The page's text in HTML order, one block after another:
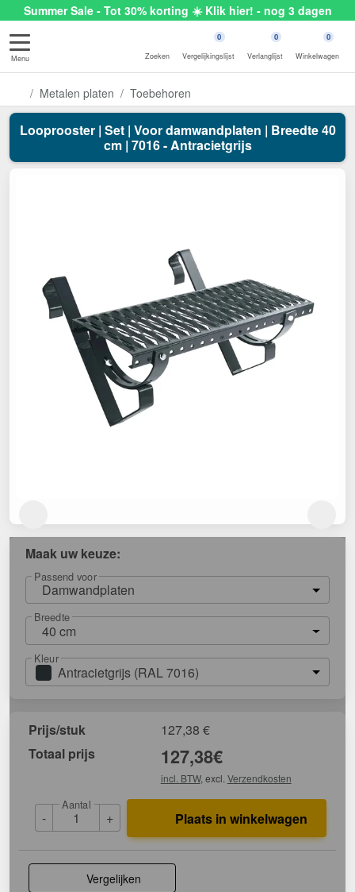
Summer Sale - Tot 30% korting ☀️ Klik hier! - nog 3 dagen
Menu Zoeken
0
Vergelijkingslijst
0
Verlanglijst
0
Winkelwagen
Metalen platen Toebehoren
Looprooster | Set | Voor damwandplaten | Breedte 40
cm | 7016 - Antracietgrijs
Maak uw keuze:
Passend voor
Damwandplaten
Breedte
40 cm
Kleur
Antracietgrijs (RAL 7016)
Prijs/stuk 127,38 €
Totaal prijs
127,38€
incl. BTW, excl. Verzendkosten
-
Aantal
+ Plaats in winkelwagen
Vergelijken